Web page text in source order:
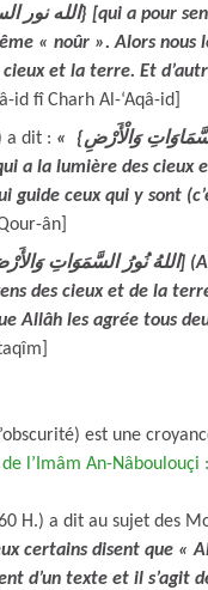
« noûr ». Alors nous
id fî Charh Al-‘Aqâ-id]
a dit : « {اللَّهُ نُورُ السَّمَاوَاتِ وَالْأَرْضِ} (Allâhou
a la lumière des cieux
ceux qui y sont
ân]
des cieux et de la
Allâh les agrée tous
est une
l’Imâm An-Nâboulouçi
H.) a dit au sujet des
certains disent que «
d’un texte et il s’agit